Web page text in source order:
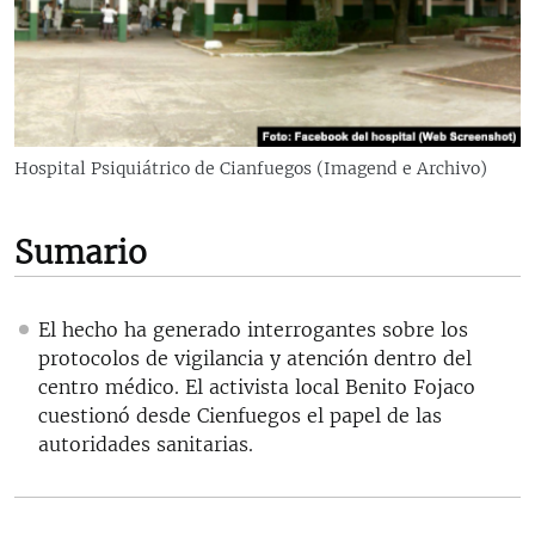
RADIO MARTÍ
ESPECIALES
ESPECIALES
LA REALIDAD DE LA VIVIENDA EN CUBA
KENTU-CUBANO
LOS SANTOS DE HIALEAH
DESINFORMACIÓN RUSA EN AMÉRICA LATINA
LA INVASIÓN DE RUSIA A UCRANIA
MULTIMEDIA
EDITORIALES
Hospital Psiquiátrico de Cianfuegos (Imagend e Archivo)
Sumario
El hecho ha generado interrogantes sobre los
protocolos de vigilancia y atención dentro del
centro médico. El activista local Benito Fojaco
cuestionó desde Cienfuegos el papel de las
autoridades sanitarias.